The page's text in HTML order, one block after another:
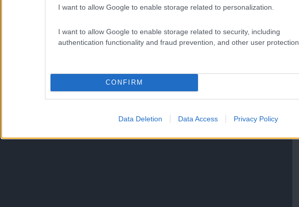
I want to allow Google to enable storage related to personalization.
I want to allow Google to enable storage related to security, including
authentication functionality and fraud prevention, and other user protection.
CONFIRM
Data Deletion Data Access Privacy Policy